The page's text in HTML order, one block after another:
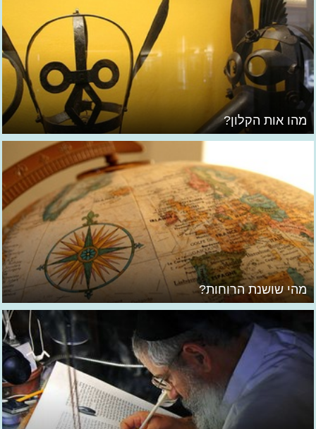
מהו אות הקלון?
מהי שושנת הרוחות?